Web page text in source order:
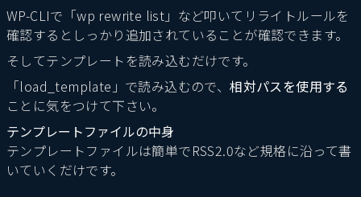
WP-CLIで「wp rewrite list」など叩いてリライトルールを
確認するとしっかり追加されていることが確認できます。
そしてテンプレートを読み込むだけです。
「load_template」で読み込むので、相対パスを使用する
ことに気をつけて下さい。
テンプレートファイルの中身
テンプレートファイルは簡単でRSS2.0など規格に沿って書
いていくだけです。